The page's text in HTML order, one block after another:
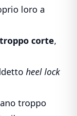
loro a
corte,
heel lock
troppo